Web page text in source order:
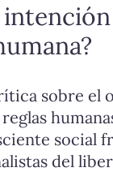
sobre el
social
del